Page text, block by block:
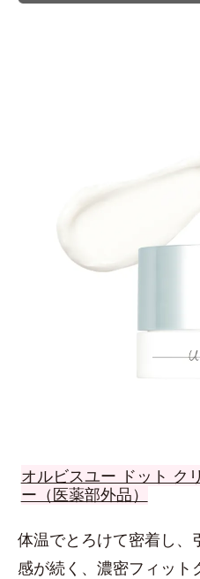
オルビスユー ドット ク
ー（医薬部外品）
体温でとろけて密着し、
感が続く、濃密フィット